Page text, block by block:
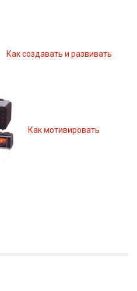
Как создавать и развивать
Как мотивировать